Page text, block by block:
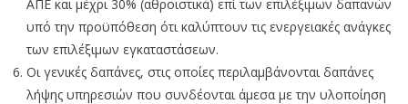
ΑΠΕ και μέχρι 30% (αθροιστικά) επί των επιλέξιμων δαπανών
υπό την προϋπόθεση ότι καλύπτουν τις ενεργειακές ανάγκες
των επιλέξιμων εγκαταστάσεων.
Οι γενικές δαπάνες, στις οποίες περιλαμβάνονται δαπάνες
λήψης υπηρεσιών που συνδέονται άμεσα με την υλοποίηση